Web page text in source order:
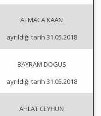
ATMACA KAAN
ayrıldığı tarih 31.05.2018
BAYRAM DOGUS
ayrıldığı tarih 31.05.2018
AHLAT CEYHUN